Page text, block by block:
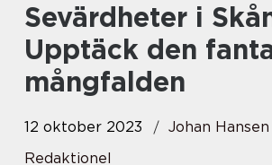
Sevärdheter i Skåne
Upptäck den
mångfalden
12 oktober 2023
Johan Hansen
Redaktionel